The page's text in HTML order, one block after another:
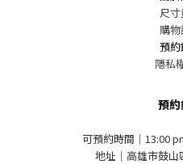
尺
購
預約
隱私
預
可預約時間｜13:00
地址｜高雄市鼓